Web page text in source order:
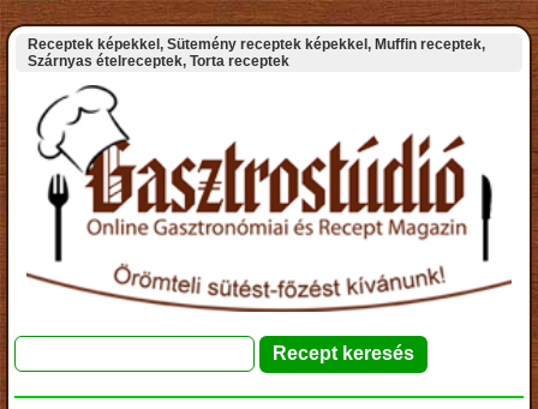
Receptek képekkel, Sütemény receptek képekkel, Muffin receptek,
Szárnyas ételreceptek, Torta receptek